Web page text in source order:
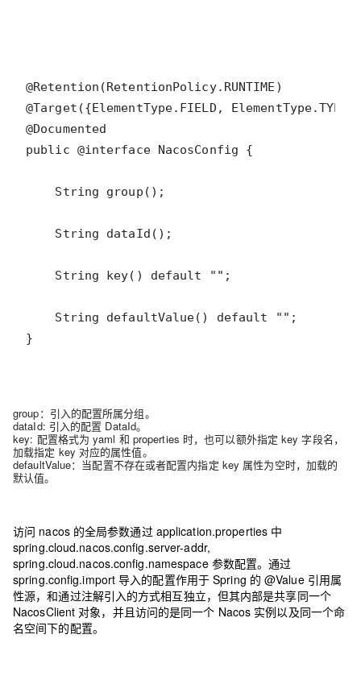
}
group：引入的配置所属分组。
dataId: 引入的配置 DataId。
key: 配置格式为 yaml 和 properties 时，也可以额外指定 key 字段名，
加载指定 key 对应的属性值。
defaultValue：当配置不存在或者配置内指定 key 属性为空时，加载的
默认值。
访问 nacos 的全局参数通过 application.properties 中
spring.cloud.nacos.config.server-addr,
spring.cloud.nacos.config.namespace 参数配置。通过
spring.config.import 导入的配置作用于 Spring 的 @Value 引用属
性源，和通过注解引入的方式相互独立，但其内部是共享同一个
NacosClient 对象，并且访问的是同一个 Nacos 实例以及同一个命
名空间下的配置。